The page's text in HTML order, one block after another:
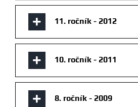
11. ročník - 2012
10. ročník - 2011
8. ročník - 2009